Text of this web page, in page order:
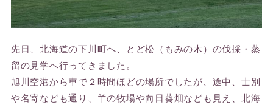
先日、北海道の下川町へ、とど松（もみの木）の伐採・蒸
留の見学へ行ってきました。
旭川空港から車で２時間ほどの場所でしたが、途中、士別
や名寄なども通り、羊の牧場や向日葵畑なども見え、北海